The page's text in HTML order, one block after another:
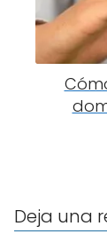
Deja una